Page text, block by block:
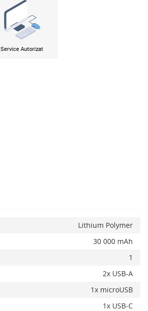
Service Autorizat
Lithium Polymer
30 000 mAh
1
2x USB-A
1x microUSB
1x USB-C
Alerta stoc